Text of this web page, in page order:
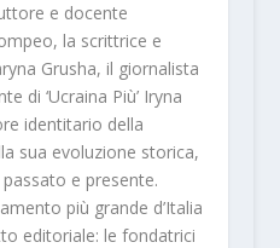
e docente
, la scrittrice e
Grusha, il giornalista
di ‘Ucraina Più’ Iryna
identitario della
sua evoluzione storica,
e presente.
più grande d’Italia
editoriale: le fondatrici